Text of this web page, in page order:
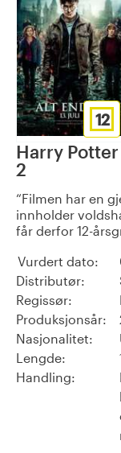
12
Harry
2
Filmen har en
innholder
får derfor 12-
Vurdert dato:
Distributør:
Regissør:
Produksjonsår:
Nasjonalitet:
Lengde:
Handling: